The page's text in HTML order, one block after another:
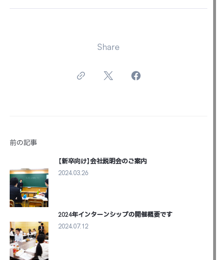
Share
前の記事
【新卒向け】会社説明会のご案内
2024.03.26
次の記事
2024年インターンシップの開催概要です
2024.07.12